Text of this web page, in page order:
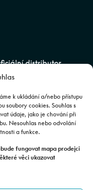
k ukládání a/nebo přístupu
soubory cookies. Souhlas s
údaje, jako je chování při
Nesouhlas nebo odvolání
a funkce.
fungovat mapa prodejci
věci ukazovat
distributor
spravuje
Výbava, barevné
kontaktujte svého
pouze informativní
§1732 odst. 2